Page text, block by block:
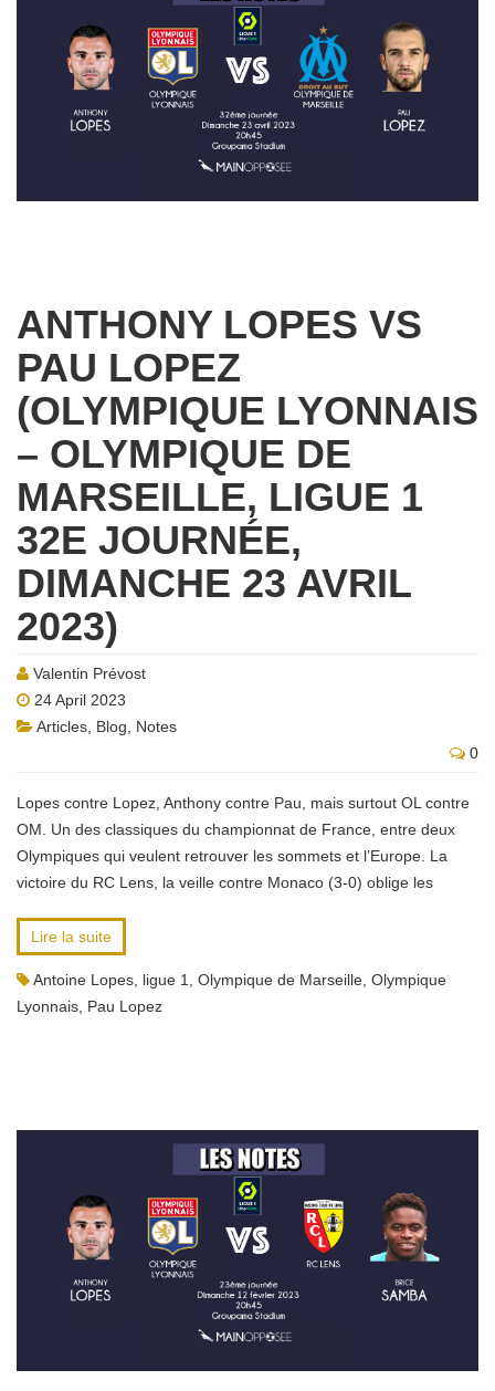
ANTHONY LOPES VS
PAU LOPEZ
(OLYMPIQUE LYONNAIS
– OLYMPIQUE DE
MARSEILLE, LIGUE 1
32E JOURNÉE,
DIMANCHE 23 AVRIL
2023)
Valentin Prévost
24 April 2023
Articles Blog
Notes
0
Lopes contre Lopez, Anthony contre Pau, mais surtout OL contre
OM. Un des classiques du championnat de France, entre deux
Olympiques qui veulent retrouver les sommets et l’Europe. La
victoire du RC Lens, la veille contre Monaco (3-0) oblige les
Lire la suite
Antoine Lopes ligue 1 Olympique de Marseille Olympique
Lyonnais Pau Lopez